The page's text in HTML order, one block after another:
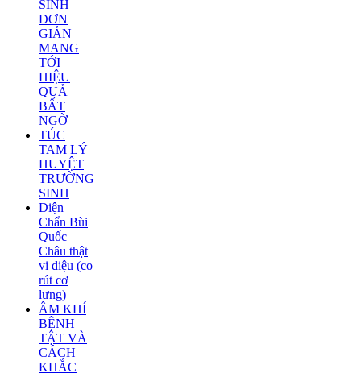
SINH
ĐƠN
GIẢN
MANG
TỚI
HIỆU
QUẢ
BẤT
NGỜ
TÚC
TAM LÝ
HUYỆT
TRƯỜNG
SINH
Diện
Chẩn Bùi
Quốc
Châu thật
vi diệu (co
rút cơ
lưng)
ÂM KHÍ
BỆNH
TẬT VÀ
CÁCH
KHẮC